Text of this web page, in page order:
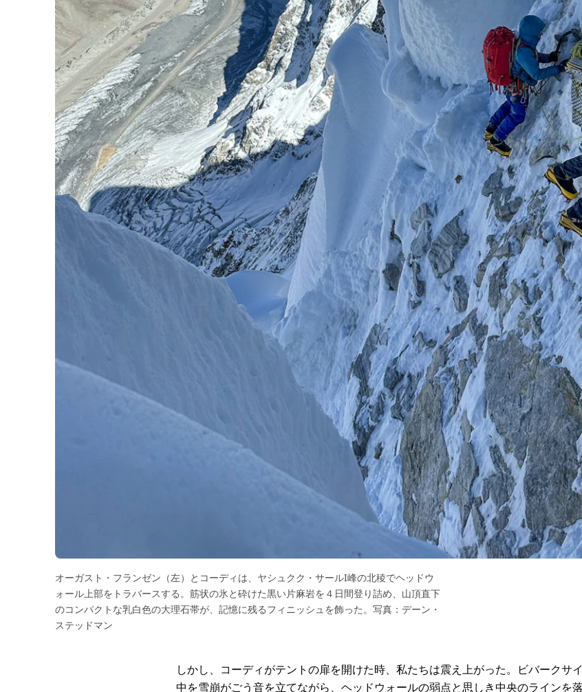
オーガスト・フランゼン（左）とコーディは、ヤシュクク・サールI峰の北稜でヘッドウ
ォール上部をトラバースする。筋状の氷と砕けた黒い片麻岩を４日間登り詰め、山頂直下
のコンパクトな乳白色の大理石帯が、記憶に残るフィニッシュを飾った。写真：デーン・
ステッドマン
しかし、コーディがテントの扉を開けた時、私たちは震え上がった。ビバークサ
中を雪崩がごう音を立てながら、ヘッドウォールの弱点と思しき中央のラインを